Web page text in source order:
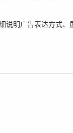
说明广告表达方式、